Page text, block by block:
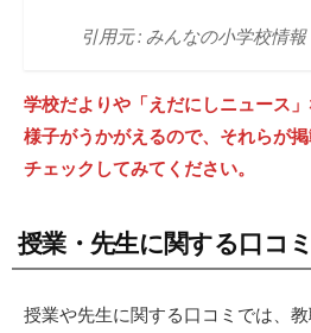
引用元 : みんなの小学校情報
学校だよりや「えだにしニュース
様子がうかがえるので、それらが
チェックしてみてください。
授業・先生に関する口コミ
授業や先生に関する口コミでは、